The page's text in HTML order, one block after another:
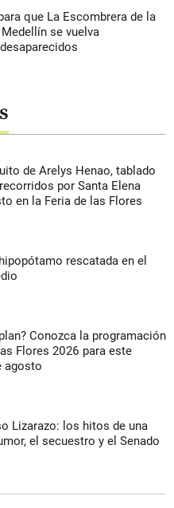
que La Escombrera de la
se vuelva
de Arelys Henao, tablado
por Santa Elena
en la Feria de las Flores
rescatada en el
Conozca la programación
Flores 2026 para este
agosto
Lizarazo: los hitos de una
el secuestro y el Senado